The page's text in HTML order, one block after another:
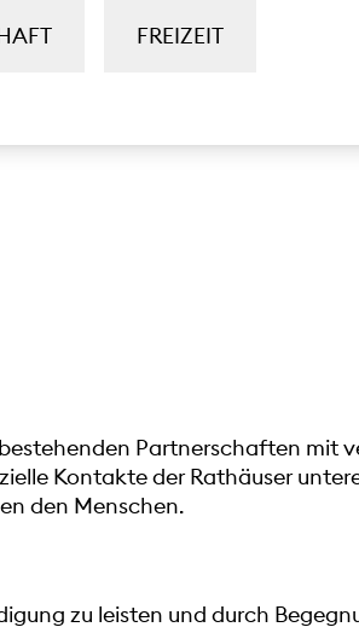
FREIZEIT
Partnerschaften mit
Kontakte der Rathäuser
den Menschen.
zu leisten und durch